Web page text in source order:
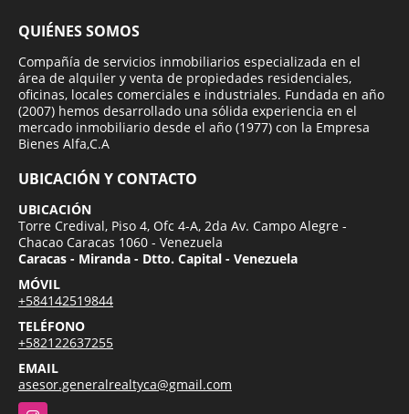
QUIÉNES SOMOS
Compañía de servicios inmobiliarios especializada en el
área de alquiler y venta de propiedades residenciales,
oficinas, locales comerciales e industriales. Fundada en año
(2007) hemos desarrollado una sólida experiencia en el
mercado inmobiliario desde el año (1977) con la Empresa
Bienes Alfa,C.A
UBICACIÓN Y CONTACTO
UBICACIÓN
Torre Credival, Piso 4, Ofc 4-A, 2da Av. Campo Alegre -
Chacao Caracas 1060 - Venezuela
Caracas - Miranda - Dtto. Capital - Venezuela
MÓVIL
+584142519844
TELÉFONO
+582122637255
EMAIL
asesor.generalrealtyca@gmail.com